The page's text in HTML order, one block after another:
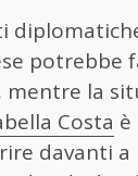
potrebbe
mentre la
Costa è
davanti a